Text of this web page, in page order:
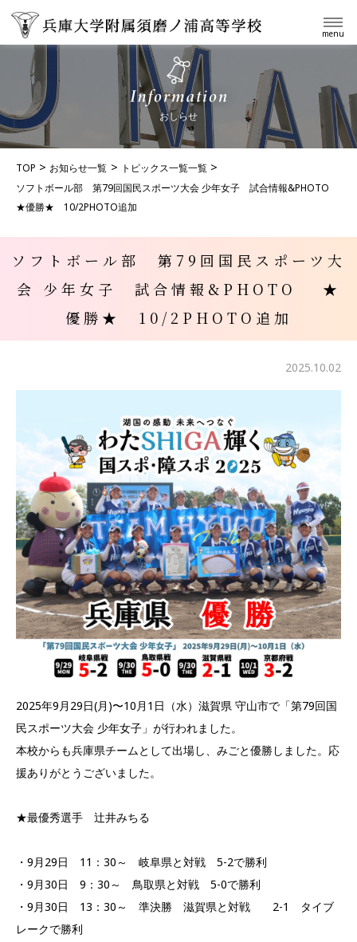
menu
おしらせ
TOP お知らせ一覧
トピックス一覧一覧
ソフトボール部 第79回国民スポーツ大会 少年女子 試合情報&PHOTO
★優勝★ 10/2PHOTO追加
ソフトボール部 第79回国民スポーツ大
会 少年女子 試合情報&PHOTO ★
優勝★ 10/2PHOTO追加
2025.10.02
2025年9月29日(月)〜10月1日（水）滋賀県 守山市で「第79回国
民スポーツ大会 少年女子」が行われました。
本校からも兵庫県チームとして出場し、みごと優勝しました。応
援ありがとうございました。
★最優秀選手 辻井みちる
・9月29日 11：30～ 岐阜県と対戦 5-2で勝利
・9月30日 9：30～ 鳥取県と対戦 5-0で勝利
・9月30日 13：30～ 準決勝 滋賀県と対戦 2-1 タイブ
レークで勝利